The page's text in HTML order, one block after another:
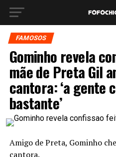
FAMOSOS
Gominho revela
mãe de Preta Gil
cantora: ‘a gente
bastante’
Amigo de Preta, Gominho
cantora.